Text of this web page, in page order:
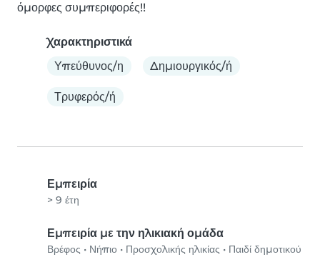
όμορφες συμπεριφορές!!
Χαρακτηριστικά
Υπεύθυνος/η
Δημιουργικός/ή
Τρυφερός/ή
Εμπειρία
> 9 έτη
Εμπειρία με την ηλικιακή ομάδα
Βρέφος • Νήπιο • Προσχολικής ηλικίας • Παιδί δημοτικού